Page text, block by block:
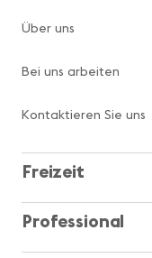
Über uns
Bei uns arbeiten
Kontaktieren Sie uns
Freizeit
Professional